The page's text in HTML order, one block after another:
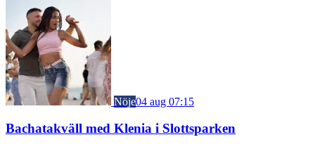
Nöje04 aug 07:15
Bachatakväll med Klenia i Slottsparken